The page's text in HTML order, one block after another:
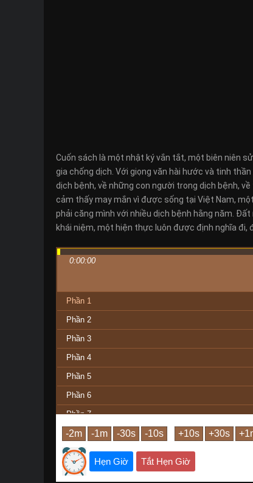
Cuốn sách là một nhật ký vắn tắt, một biên niên
gia chống dịch. Với giọng văn hài hước và tinh
dịch bệnh, về những con người trong dịch bệnh,
cảm thấy may mắn vì được sống tại Việt Nam,
phải căng mình với nhiều dịch bệnh hằng năm.
khái niệm, một hiện thực luôn được định nghĩa đi,
0:00:00
Phần 1
Phần 2
Phần 3
Phần 4
Phần 5
Phần 6
Phần 7
Phần Cuối
Hẹn Giờ Tắt Hẹn Giờ